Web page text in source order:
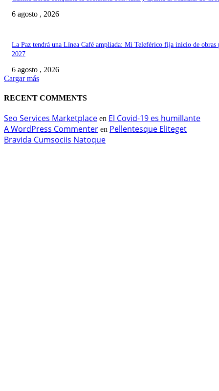
6 agosto , 2026
La Paz tendrá una Línea Café ampliada: Mi Teleférico fija inicio de obras
2027
6 agosto , 2026
Cargar más
RECENT COMMENTS
Seo Services Marketplace en El Covid-19 es humillante
A WordPress Commenter en Pellentesque Eliteget
Bravida Cumsociis Natoque